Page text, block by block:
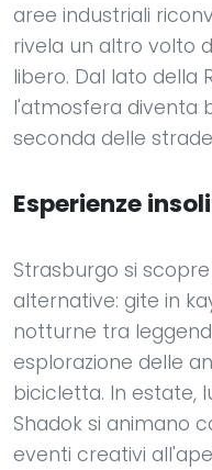
aree industriali
rivela un altro volto
libero. Dal lato della
l'atmosfera diventa
seconda delle
Esperienze
Strasburgo si
alternative: gite in
notturne tra
esplorazione delle
bicicletta. In estate,
Shadok si animano
eventi creativi